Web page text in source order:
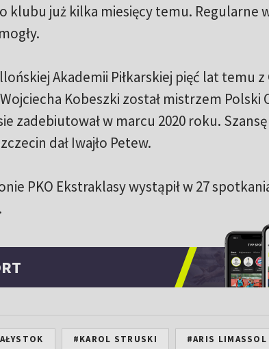
klubu już kilka miesięcy temu. Regularne
Akademii Piłkarskiej pięć lat temu z
Kobeszki został mistrzem Polski
zadebiutował w marcu 2020 roku.
dał Iwajło Petew.
PKO Ekstraklasy wystąpił w 27
#KAROL STRUSKI #ARIS LIMASSOL